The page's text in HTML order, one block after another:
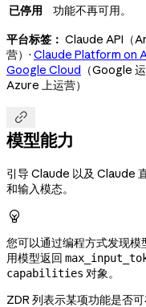
已停用
功能不再可用。
平台标签： Claude API（
营）· Claude Platform on
Google Cloud （Google
Azure 上运营）

模型能力
引导 Claude 以及 Claude
和输入模态。

您可以通过编程方式发现模
用模型返回
capabilities 对象。
ZDR 列表示某项功能是否